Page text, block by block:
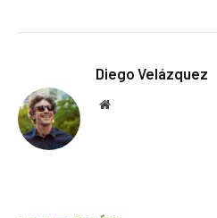
Diego Velázquez
Website